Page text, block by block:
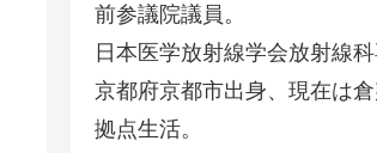
前参議院議員。
日本医学放射線学会放射線科
京都府京都市出身、現在は
拠点生活。